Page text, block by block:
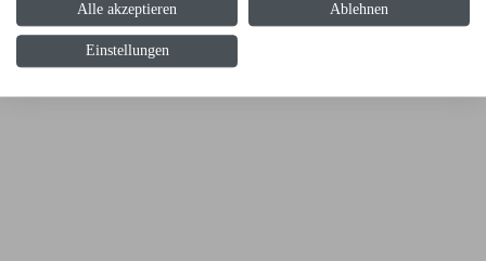
Alle akzeptieren Ablehnen
Einstellungen